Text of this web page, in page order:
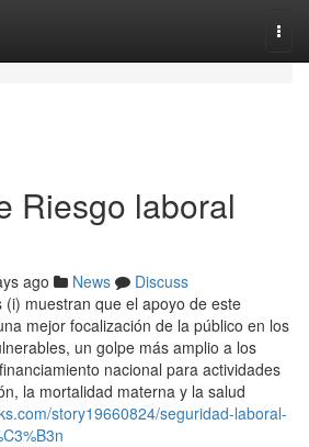
Riesgo laboral
ago News
Discuss
muestran que el apoyo de este
mejor focalización de la público en los
un golpe más amplio a los
nacional para actividades
la mortalidad materna y la salud
story19660824/seguridad-laboral-